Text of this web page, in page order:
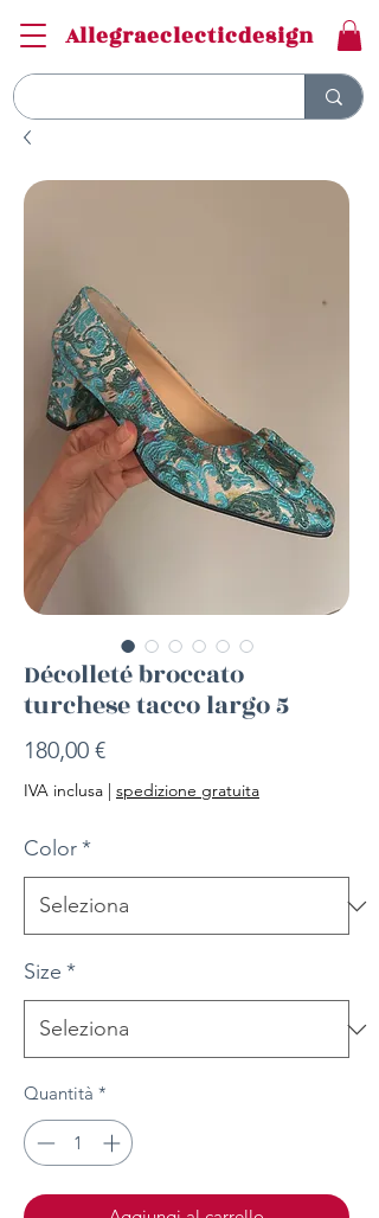
Allegraeclecticdesign
Décolleté broccato
turchese tacco largo 5
180,00 €Prezzo
IVA inclusa | spedizione gratuita
Color*
Size *
Quantità *